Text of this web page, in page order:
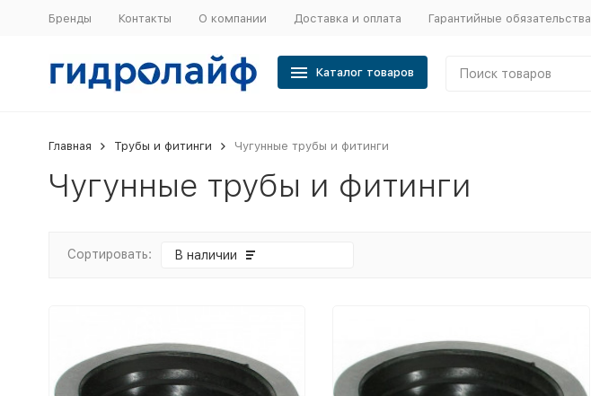
Бренды Контакты О компании Доставка и оплата Гарантийные обязательства
Каталог товаров
Главная Трубы и фитинги Чугунные трубы и фитинги
Чугунные трубы и фитинги
Сортировать: В наличии